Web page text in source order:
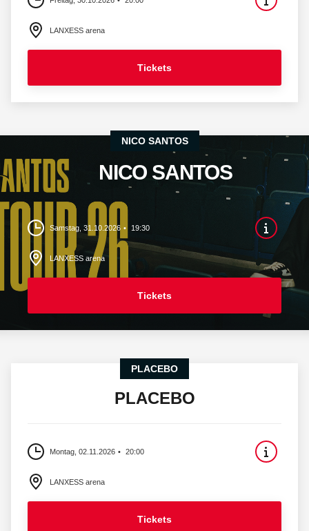
LANXESS arena
Tickets
NICO SANTOS
NICO SANTOS
Samstag, 31.10.2026 19:30
LANXESS arena
Tickets
PLACEBO
PLACEBO
Montag, 02.11.2026 20:00
LANXESS arena
Tickets